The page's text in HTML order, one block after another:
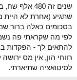
שנים זה
שתגיע (אחרת לא היית
בסכומים כאלה ברור
רווחי הון, אין מס
לסיטואציה שתיארתי.